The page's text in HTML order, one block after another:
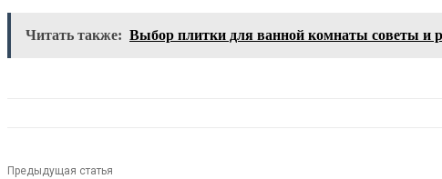
Читать также: Выбор плитки для ванной комнаты советы и
Предыдущая статья